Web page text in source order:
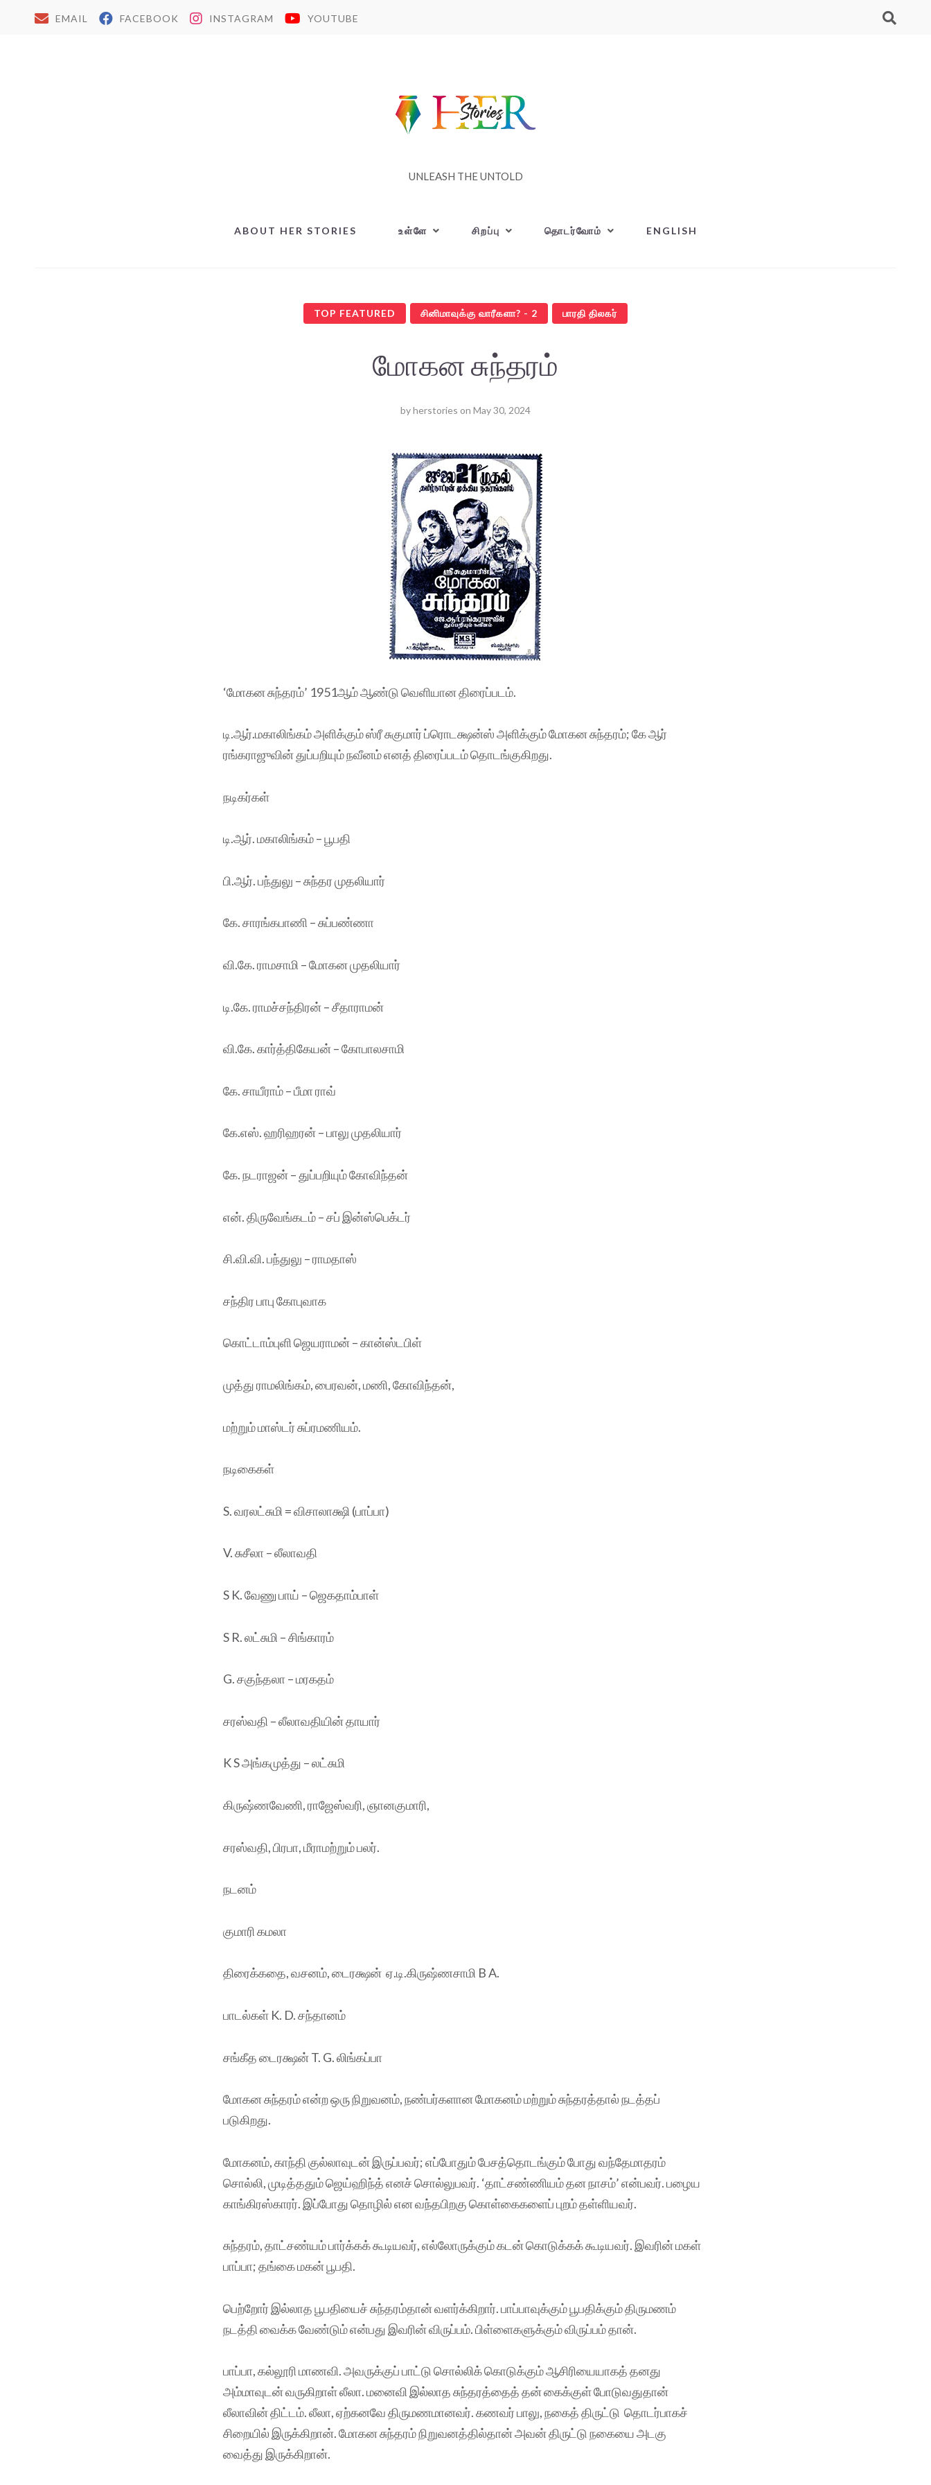
EMAIL FACEBOOK INSTAGRAM YOUTUBE
UNLEASH THE UNTOLD
ABOUT HER STORIES உள்ளே சிறப்பு தொடர்வோம் ENGLISH
TOP FEATURED சினிமாவுக்கு வாரீகளா? - 2 பாரதி திலகர்
மோகன சுந்தரம்
byherstories on May 30, 2024
‘மோகன சுந்தரம்’ 1951ஆம் ஆண்டு வெளியான திரைப்படம்.
டி.ஆர்.மகாலிங்கம் அளிக்கும் ஸ்ரீ சுகுமார் ப்ரொடக்ஷன்ஸ் அளிக்கும் மோகன சுந்தரம்; கே ஆர்
ரங்கராஜுவின் துப்பறியும் நவீனம் எனத் திரைப்படம் தொடங்குகிறது.
நடிகர்கள்
டி.ஆர். மகாலிங்கம் – பூபதி
பி.ஆர். பந்துலு – சுந்தர முதலியார்
கே. சாரங்கபாணி – சுப்பண்ணா
வி.கே. ராமசாமி – மோகன முதலியார்
டி.கே. ராமச்சந்திரன் – சீதாராமன்
வி.கே. கார்த்திகேயன் – கோபாலசாமி
கே. சாயீராம் – பீமா ராவ்
கே.எஸ். ஹரிஹரன் – பாலு முதலியார்
கே. நடராஜன் – துப்பறியும் கோவிந்தன்
என். திருவேங்கடம் – சப் இன்ஸ்பெக்டர்
சி.வி.வி. பந்துலு – ராமதாஸ்
சந்திர பாபு கோபுவாக
கொட்டாம்புளி ஜெயராமன் – கான்ஸ்டபிள்
முத்து ராமலிங்கம், பைரவன், மணி, கோவிந்தன்,
மற்றும் மாஸ்டர் சுப்ரமணியம்.
நடிகைகள்
S. வரலட்சுமி = விசாலாக்ஷி (பாப்பா)
V. சுசீலா – லீலாவதி
S K. வேணு பாய் – ஜெகதாம்பாள்
S R. லட்சுமி – சிங்காரம்
G. சகுந்தலா – மரகதம்
சரஸ்வதி – லீலாவதியின் தாயார்
K S அங்கமுத்து – லட்சுமி
கிருஷ்ணவேணி, ராஜேஸ்வரி, ஞானகுமாரி,
சரஸ்வதி, பிரபா, மீராமற்றும் பலர்.
நடனம்
குமாரி கமலா
திரைக்கதை, வசனம், டைரக்ஷன் ஏ.டி.கிருஷ்ணசாமி B A.
பாடல்கள் K. D. சந்தானம்
சங்கீத டைரக்ஷன் T. G. லிங்கப்பா
மோகன சுந்தரம் என்ற ஒரு நிறுவனம், நண்பர்களான மோகனம் மற்றும் சுந்தரத்தால் நடத்தப்
படுகிறது.
மோகனம், காந்தி குல்லாவுடன் இருப்பவர்; எப்போதும் பேசத்தொடங்கும் போது வந்தேமாதரம்
சொல்லி, முடித்ததும் ஜெய்ஹிந்த் எனச் சொல்லுபவர். ‘தாட்சண்ணியம் தன நாசம்’ என்பவர். பழைய
காங்கிரஸ்காரர். இப்போது தொழில் என வந்தபிறகு கொள்கைகளைப் புறம் தள்ளியவர்.
சுந்தரம், தாட்சண்யம் பார்க்கக் கூடியவர், எல்லோருக்கும் கடன் கொடுக்கக் கூடியவர். இவரின் மகள்
பாப்பா; தங்கை மகன் பூபதி.
பெற்றோர் இல்லாத பூபதியைச் சுந்தரம்தான் வளர்க்கிறார். பாப்பாவுக்கும் பூபதிக்கும் திருமணம்
நடத்தி வைக்க வேண்டும் என்பது இவரின் விருப்பம். பிள்ளைகளுக்கும் விருப்பம் தான்.
பாப்பா, கல்லூரி மாணவி. அவருக்குப் பாட்டு சொல்லிக் கொடுக்கும் ஆசிரியையாகத் தனது
அம்மாவுடன் வருகிறாள் லீலா. மனைவி இல்லாத சுந்தரத்தைத் தன் கைக்குள் போடுவதுதான்
லீலாவின் திட்டம். லீலா, ஏற்கனவே திருமணமானவர். கணவர் பாலு, நகைத் திருட்டு தொடர்பாகச்
சிறையில் இருக்கிறான். மோகன சுந்தரம் நிறுவனத்தில்தான் அவன் திருட்டு நகையை அடகு
வைத்து இருக்கிறான்.